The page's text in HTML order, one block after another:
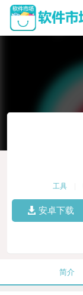
工具
安卓下载
简介